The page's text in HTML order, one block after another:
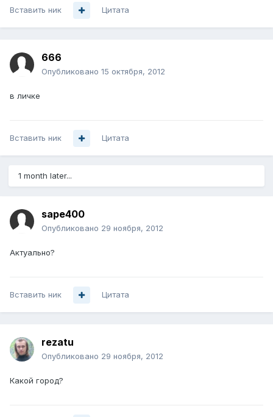
Вставить ник Цитата
666
Опубликовано 15 октября, 2012
в личке
Вставить ник Цитата
1 month later...
sape400
Опубликовано 29 ноября, 2012
Актуально?
Вставить ник Цитата
rezatu
Опубликовано 29 ноября, 2012
Какой город?